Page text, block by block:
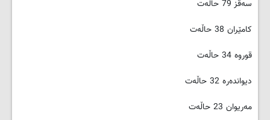
سەقز 79 حاڵەت
کامێران 38 حاڵەت
قوروە 34 حاڵەت
دیواندەرە 32 حاڵەت
مەریوان 23 حاڵەت